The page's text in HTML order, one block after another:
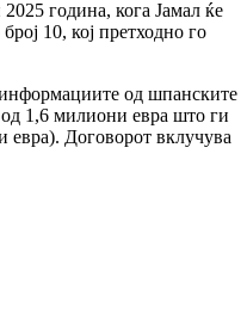
2025 година, кога Јамал ќе
10, кој претходно го
од шпанските
1,6 милиони евра што ги
евра). Договорот вклучува